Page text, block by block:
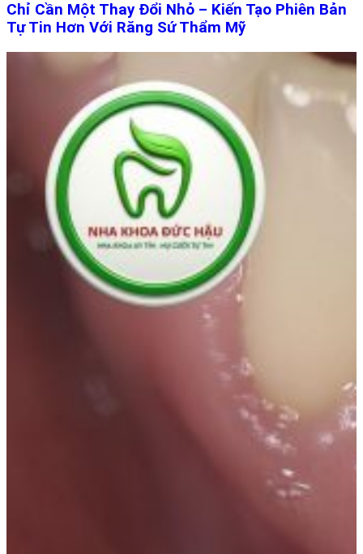
Chỉ Cần Một Thay Đổi Nhỏ – Kiến Tạo Phiên Bản
Tự Tin Hơn Với Răng Sứ Thẩm Mỹ